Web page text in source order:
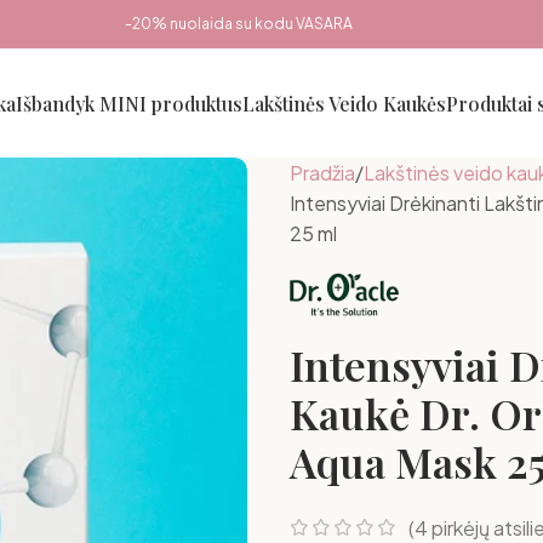
-20% nuolaida su kodu VASARA
Išbandyk MINI produktusLakštinės Veido KaukėsProduktai
Pradžia Lakštinės veido
Intensyviai Drėkinanti
25 ml
Intensyviai
Kaukė Dr.
Aqua Mask
(4pirkėjų